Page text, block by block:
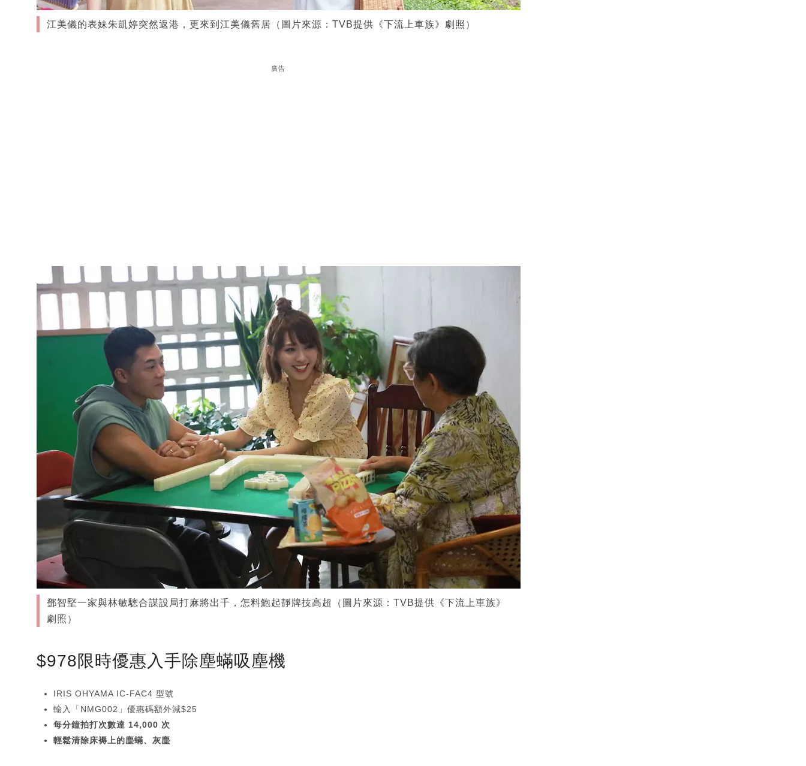
江美儀的表妹朱凱婷突然返港，更來到江美儀舊居（圖片來源：TVB提供《下流上車族》劇照）
廣告
鄧智堅一家與林敏驄合謀設局打麻將出千，怎料鮑起靜牌技高超（圖片來源：TVB提供《下流上車族》
劇照）
$978限時優惠入手除塵蟎吸塵機
IRIS OHYAMA IC-FAC4 型號
輸入「NMG002」優惠碼額外減$25
每分鐘拍打次數達 14,000 次
輕鬆清除床褥上的塵蟎、灰塵